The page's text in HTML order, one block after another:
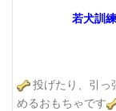
若犬訓
投げたり、引っ
めるおもちゃです